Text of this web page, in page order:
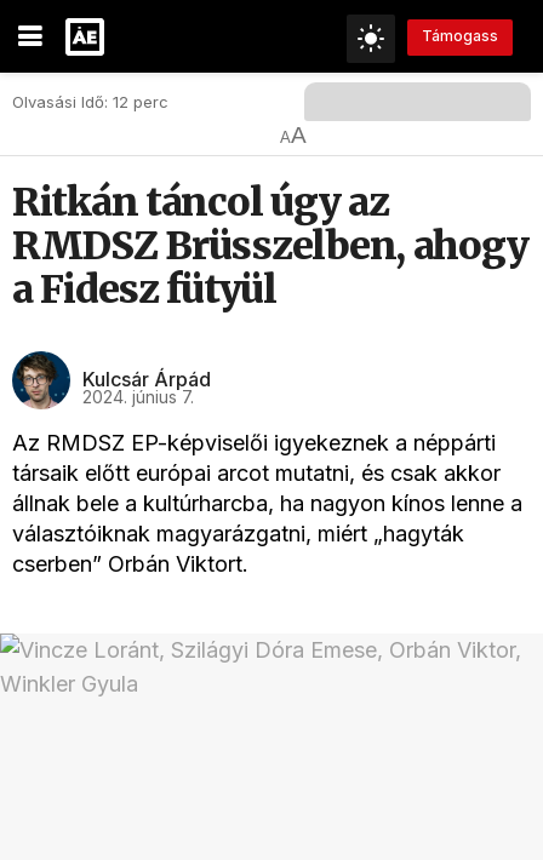
Támogass
Olvasási Idő: 12 perc
AA
Ritkán táncol úgy az
RMDSZ Brüsszelben, ahogy
a Fidesz fütyül
Kulcsár Árpád
2024. június 7.
Az RMDSZ EP-képviselői igyekeznek a néppárti
társaik előtt európai arcot mutatni, és csak akkor
állnak bele a kultúrharcba, ha nagyon kínos lenne a
választóiknak magyarázgatni, miért „hagyták
cserben” Orbán Viktort.